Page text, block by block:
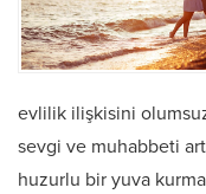
evlilik ilişkisini
sevgi ve muhabbeti
huzurlu bir yuva